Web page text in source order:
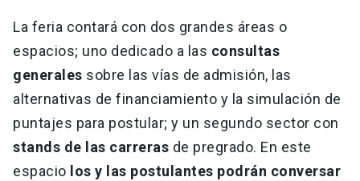
La feria contará con dos grandes áreas o
espacios; uno dedicado a las consultas
generales sobre las vías de admisión, las
alternativas de financiamiento y la simulación de
puntajes para postular; y un segundo sector con
stands de las carreras de pregrado. En este
espacio los y las postulantes podrán conversar